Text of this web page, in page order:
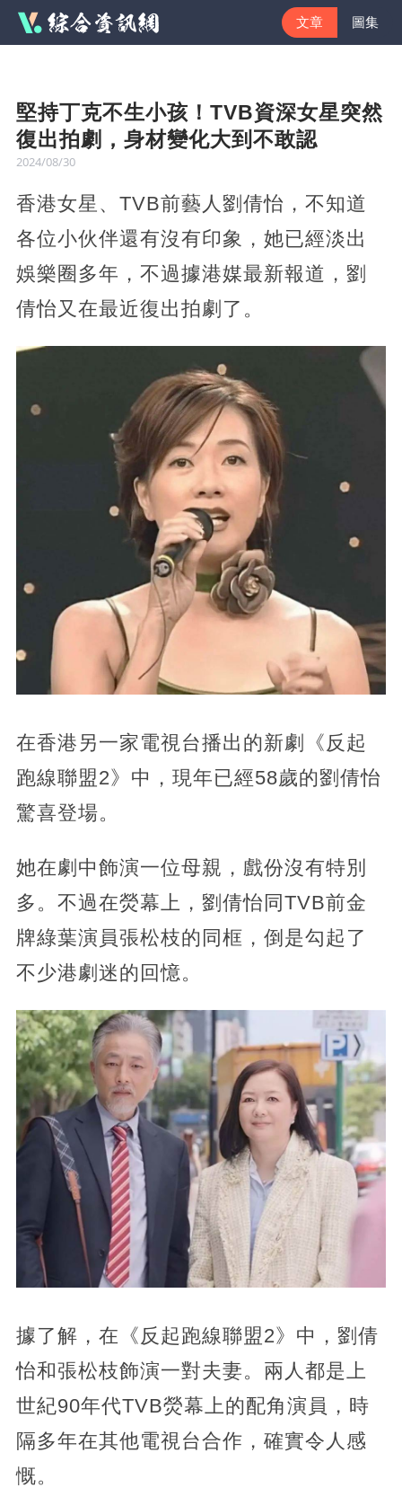
文章 圖集
堅持丁克不生小孩！TVB資深女星突然
復出拍劇，身材變化大到不敢認
2024/08/30
香港女星、TVB前藝人劉倩怡，不知道
各位小伙伴還有沒有印象，她已經淡出
娛樂圈多年，不過據港媒最新報道，劉
倩怡又在最近復出拍劇了。
在香港另一家電視台播出的新劇《反起
跑線聯盟2》中，現年已經58歲的劉倩怡
驚喜登場。
她在劇中飾演一位母親，戲份沒有特別
多。不過在熒幕上，劉倩怡同TVB前金
牌綠葉演員張松枝的同框，倒是勾起了
不少港劇迷的回憶。
據了解， 在《反起跑線聯盟2》中，劉倩
怡和張松枝飾演一對夫妻。兩人都是上
世紀90年代TVB熒幕上的配角演員，時
隔多年在其他電視台合作，確實令人感
慨。